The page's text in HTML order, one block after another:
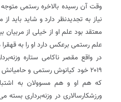
وقت آن رسیده بالاخره رستمی
نیاز به تجدید‌نظر دارد و شاید باید
معتقد بود علم او از خیلی از
علم رستمی برعکس دارد او را به
در واقع مقصر ناکامی ستاره
۲۰۱۹ خود کیانوش رستمی و
که هم او و هم مسوولان به
ورزشکار‌سالاری در وزنه‌برداری